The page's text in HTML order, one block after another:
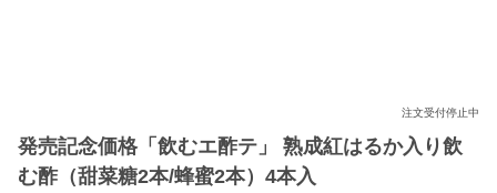
注文受付停止中
発売記念価格「飲むエ酢テ」 熟成紅はるか入り飲
む酢（甜菜糖2本/蜂蜜2本）4本入